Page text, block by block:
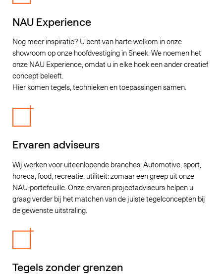
NAU Experience
Nog meer inspiratie? U bent van harte welkom in onze
showroom op onze hoofdvestiging in Sneek. We noemen het
onze NAU Experience, omdat u in elke hoek een ander creatief
concept beleeft.
Hier komen tegels, technieken en toepassingen samen.
Ervaren adviseurs
Wij werken voor uiteenlopende branches. Automotive, sport,
horeca, food, recreatie, utiliteit: zomaar een greep uit onze
NAU-portefeuille. Onze ervaren projectadviseurs helpen u
graag verder bij het matchen van de juiste tegelconcepten bij
de gewenste uitstraling.
Tegels zonder grenzen